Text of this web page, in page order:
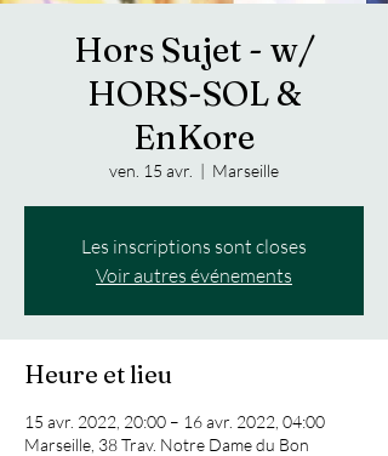
Hors Sujet - w/
HORS-SOL &
EnKore
ven. 15 avr.
  |
Marseille
Les inscriptions sont closes
Voir autres événements
Heure et lieu
15 avr. 2022, 20:00 – 16 avr. 2022, 04:00
Marseille, 38 Trav. Notre Dame du Bon